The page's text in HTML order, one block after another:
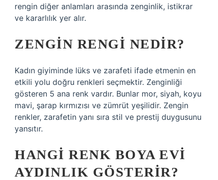
rengin diğer anlamları arasında zenginlik, istikrar
ve kararlılık yer alır.
ZENGIN RENGI NEDIR?
Kadın giyiminde lüks ve zarafeti ifade etmenin en
etkili yolu doğru renkleri seçmektir. Zenginliği
gösteren 5 ana renk vardır. Bunlar mor, siyah, koyu
mavi, şarap kırmızısı ve zümrüt yeşilidir. Zengin
renkler, zarafetin yanı sıra stil ve prestij duygusunu
yansıtır.
HANGI RENK BOYA EVI
AYDINLIK GÖSTERIR?